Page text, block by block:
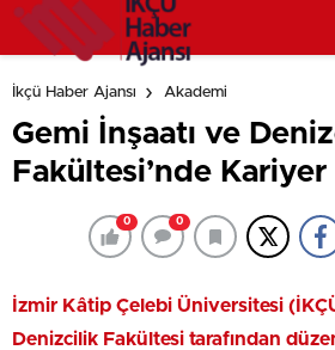
İkçü Haber Ajansı Akademi
Gemi İnşaatı ve
Fakültesi’nde Kariyer
0 0
İzmir Kâtip Çelebi Üniversitesi
Denizcilik Fakültesi tarafından